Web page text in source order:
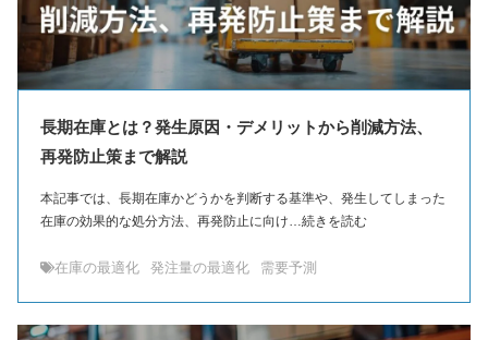
長期在庫とは？発生原因・デメリットから削減方法、
再発防止策まで解説
本記事では、長期在庫かどうかを判断する基準や、発生してしまった
在庫の効果的な処分方法、再発防止に向け…続きを読む
在庫の最適化 発注量の最適化 需要予測